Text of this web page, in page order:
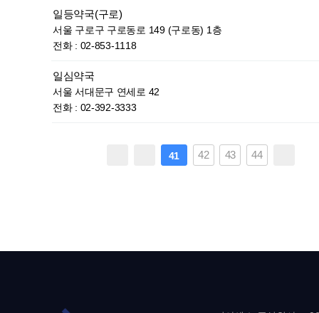
일등약국(구로)
서울 구로구 구로동로 149 (구로동) 1층
전화 : 02-853-1118
일심약국
서울 서대문구 연세로 42
전화 : 02-392-3333
41 42 43 44